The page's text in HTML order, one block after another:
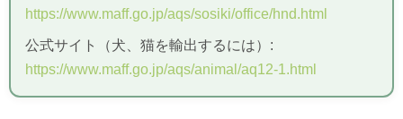
https://www.maff.go.jp/aqs/sosiki/office/hnd.html
公式サイト（犬、猫を輸出するには）:
https://www.maff.go.jp/aqs/animal/aq12-1.html